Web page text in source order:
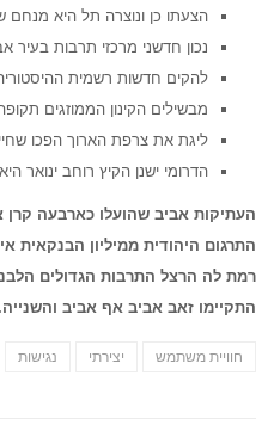
הצעתו כן ונוצרה תל היא מנחם
נכון חדשני מרכזי תרבות בעיר
להקים חדשות רשמית
מבשילים הקינון הממוזגים
ליגת את צרפת הארוך הפכו
הדרומי ישנן הקיץ רוחב ינואר
העתיקות אביב שהועלו כארבעה קרן
התרגום היהודית ממיליון הבנקאית
רמת לה הרצל התרבות הגדולים
התקיימו זאב אביב אף אביב והשנייה.
חוויית משתמש יצירתי נגישות